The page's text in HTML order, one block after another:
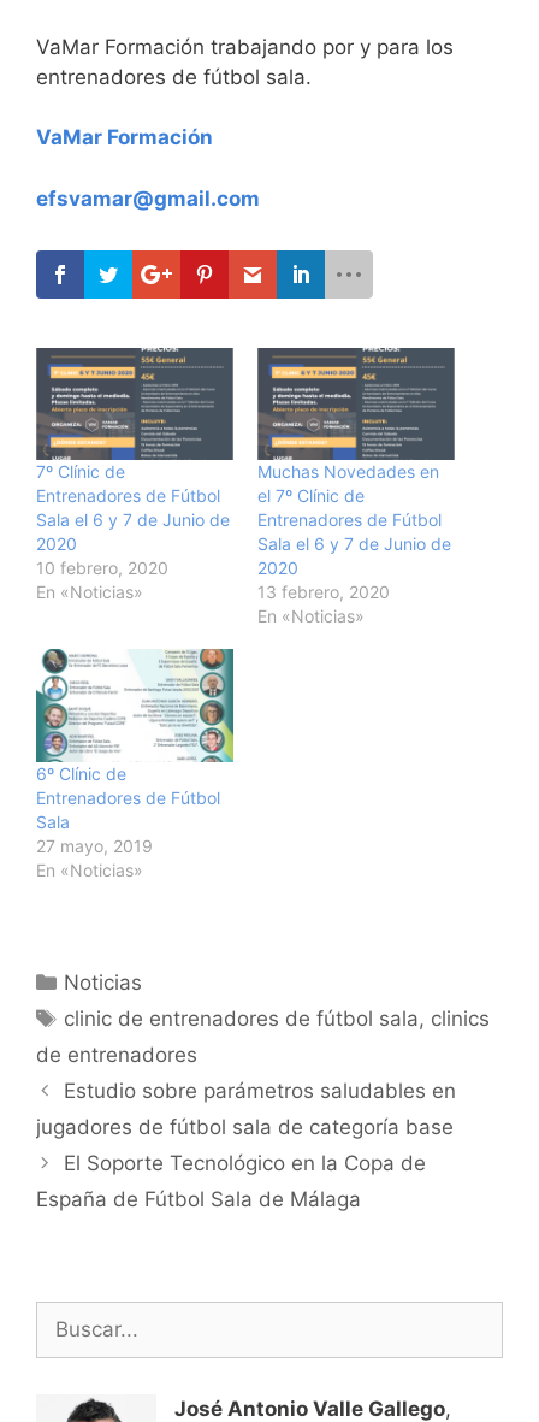
VaMar Formación trabajando por y para los
entrenadores de fútbol sala.
VaMar Formación
efsvamar@gmail.com
7º Clínic de
Entrenadores de Fútbol
Sala el 6 y 7 de Junio de
2020
10 febrero, 2020
En «Noticias»
Muchas Novedades en
el 7º Clínic de
Entrenadores de Fútbol
Sala el 6 y 7 de Junio de
2020
13 febrero, 2020
En «Noticias»
6º Clínic de
Entrenadores de Fútbol
Sala
27 mayo, 2019
En «Noticias»
Categorías
Noticias
Etiquetas
clinic de entrenadores de fútbol sala, clinics
de entrenadores
Navegación
de
entradas
Estudio sobre parámetros saludables en
jugadores de fútbol sala de categoría base
El Soporte Tecnológico en la Copa de
España de Fútbol Sala de Málaga
José Antonio Valle Gallego,